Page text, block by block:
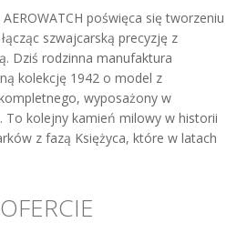
poświęca się tworzeniu
szwajcarską precyzję z
Dziś rodzinna manufaktura
kolekcję 1942 o model z
wyposażony w
To kolejny kamień milowy w historii
z fazą Księżyca, które w latach